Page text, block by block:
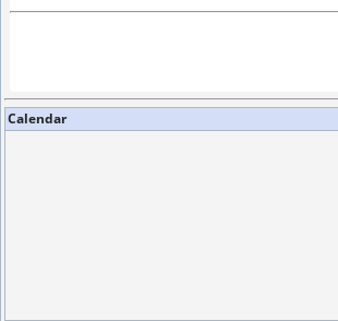
Calendar